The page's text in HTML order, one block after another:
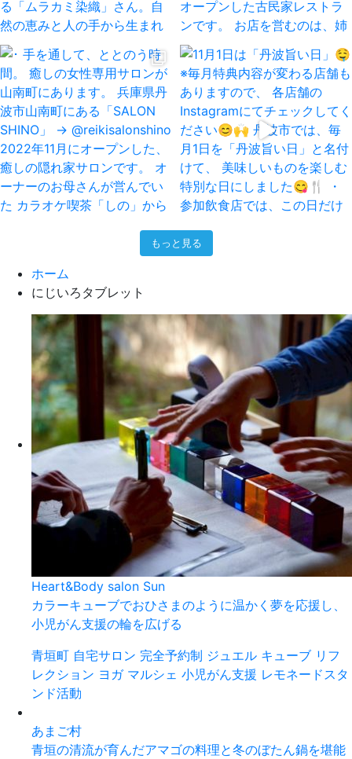
もっと見る
ホーム
にじいろタブレット
Heart&Body salon Sun
カラーキューブでおひさまのように温かく夢を応援し、
小児がん支援の輪を広げる
青垣町 自宅サロン 完全予約制 ジュエル キューブ リフ
レクション ヨガ マルシェ 小児がん支援 レモネードスタ
ンド活動
あまご村
青垣の清流が育んだアマゴの料理と冬のぼたん鍋を堪能